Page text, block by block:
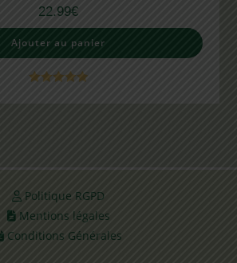
22.99€
Ajouter au panier
Politique RGPD
Mentions légales
Conditions Générales